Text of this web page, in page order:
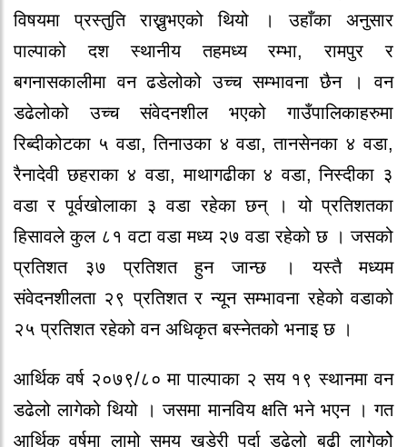
विषयमा प्रस्तुति राख्नुभएको थियो । उहाँका अनुसार
पाल्पाको दश स्थानीय तहमध्य रम्भा, रामपुर र
बगनासकालीमा वन ढडेलोको उच्च सम्भावना छैन । वन
डढेलोको उच्च संवेदनशील भएको गाउँपालिकाहरुमा
रिब्दीकोटका ५ वडा, तिनाउका ४ वडा, तानसेनका ४ वडा,
रैनादेवी छहराका ४ वडा, माथागढीका ४ वडा, निस्दीका ३
वडा र पूर्वखोलाका ३ वडा रहेका छन् । यो प्रतिशतका
हिसावले कुल ८१ वटा वडा मध्य २७ वडा रहेको छ । जसको
प्रतिशत ३७ प्रतिशत हुन जान्छ । यस्तै मध्यम
संवेदनशीलता २९ प्रतिशत र न्यून सम्भावना रहेको वडाको
२५ प्रतिशत रहेको वन अधिकृत बस्नेतको भनाइ छ ।
आर्थिक वर्ष २०७९/८० मा पाल्पाका २ सय १९ स्थानमा वन
डढेलो लागेको थियो । जसमा मानविय क्षति भने भएन । गत
आर्थिक वर्षमा लामो समय खडेरी पर्दा डढेलो बढी लागेकोे